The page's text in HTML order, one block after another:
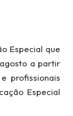
Especial que
a partir
profissionais
Especial